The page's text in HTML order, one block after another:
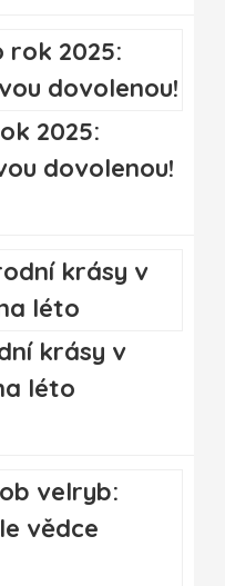
2025:
dovolenou!
krásy v
léto